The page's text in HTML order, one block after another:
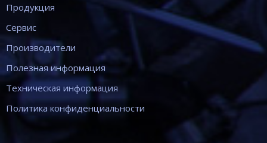
Продукция
Сервис
Производители
Полезная информация
Техническая информация
Политика конфиденциальности